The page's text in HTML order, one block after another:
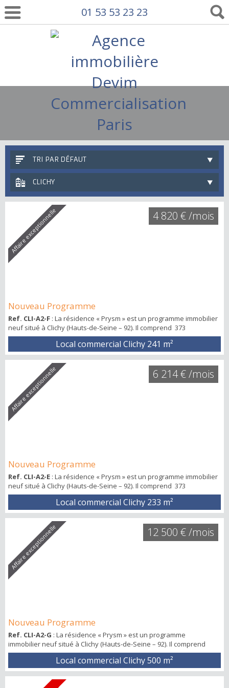
01 53 53 23 23
TRI PAR DÉFAUT
CLICHY
Affaire exceptionnelle
Nouveau Programme
Ref. CLI-A2-F : La résidence « Prysm » est un programme immobilier
neuf situé à Clichy (Hauts-de-Seine – 92). Il comprend 373
logements, 6 commerces et une crèche. Situé en limite nord-est de
la commune de Clichy-la-Garenne, le projet s’inscrit dans le
programme le plus vaste de reconversion des quais de Seine,
mené avec la ZAC des Docks de Saint-Ouen. Ville de 65 000
habitants, revenu moyen mens...
Local commercial Clichy 241 m²
4 820 € /mois
Affaire exceptionnelle
Nouveau Programme
Ref. CLI-A2-E : La résidence « Prysm » est un programme immobilier
neuf situé à Clichy (Hauts-de-Seine – 92). Il comprend 373
logements, 6 commerces et une crèche. Situé en limite nord-est de
la commune de Clichy-la-Garenne, le projet s’inscrit dans le
programme le plus vaste de reconversion des quais de Seine,
mené avec la ZAC des Docks de Saint-Ouen. Ville de 65 000
habitants, revenu moyen mens...
Local commercial Clichy 233 m²
6 214 € /mois
Affaire exceptionnelle
Nouveau Programme
Ref. CLI-A2-G : La résidence « Prysm » est un programme
immobilier neuf situé à Clichy (Hauts-de-Seine – 92). Il comprend
373 logements, 6 commerces et une crèche. Situé en limite nord-est
de la commune de Clichy-la-Garenne, le projet s’inscrit dans le
programme le plus vaste de reconversion des quais de Seine,
mené avec la ZAC des Docks de Saint-Ouen. Ville de 65 000
Local commercial Clichy500 m²
12 500 € /mois